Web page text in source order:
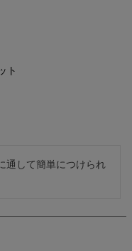
ト
通して簡単につけられ